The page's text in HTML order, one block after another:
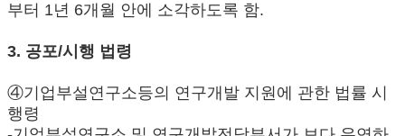
부터 1년 6개월 안에 소각하도록 함.
3. 공포/시행 법령
④기업부설연구소등의 연구개발 지원에 관한 법률 시
행령